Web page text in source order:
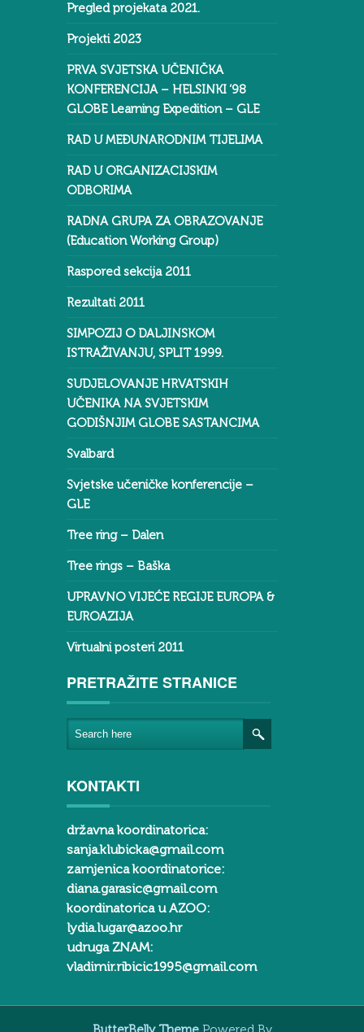
Pregled projekata 2021.
Projekti 2023
PRVA SVJETSKA UČENIČKA
KONFERENCIJA – HELSINKI ‘98
GLOBE Learning Expedition – GLE
RAD U MEĐUNARODNIM TIJELIMA
RAD U ORGANIZACIJSKIM
ODBORIMA
RADNA GRUPA ZA OBRAZOVANJE
(Education Working Group)
Raspored sekcija 2011
Rezultati 2011
SIMPOZIJ O DALJINSKOM
ISTRAŽIVANJU, SPLIT 1999.
SUDJELOVANJE HRVATSKIH
UČENIKA NA SVJETSKIM
GODIŠNJIM GLOBE SASTANCIMA
Svalbard
Svjetske učeničke konferencije –
GLE
Tree ring – Dalen
Tree rings – Baška
UPRAVNO VIJEĆE REGIJE EUROPA &
EUROAZIJA
Virtualni posteri 2011
PRETRAŽITE STRANICE
KONTAKTI
državna koordinatorica:
sanja.klubicka@gmail.com
zamjenica koordinatorice:
diana.garasic@gmail.com
koordinatorica u AZOO:
lydia.lugar@azoo.hr
udruga ZNAM:
vladimir.ribicic1995@gmail.com